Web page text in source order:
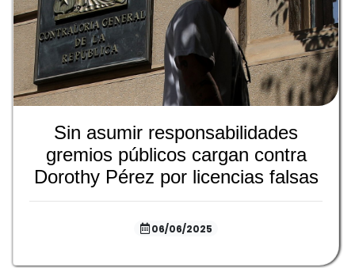
Sin asumir responsabilidades
gremios públicos cargan contra
Dorothy Pérez por licencias falsas
06/06/2025